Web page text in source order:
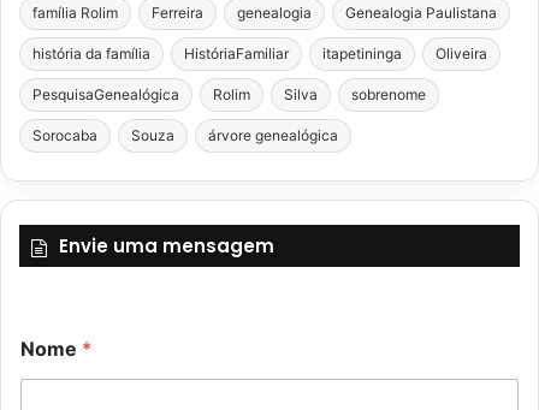
família Rolim Ferreira genealogia Genealogia Paulistana
história da família HistóriaFamiliar itapetininga Oliveira
PesquisaGenealógica Rolim Silva sobrenome
Sorocaba Souza árvore genealógica
Envie uma mensagem
Nome *